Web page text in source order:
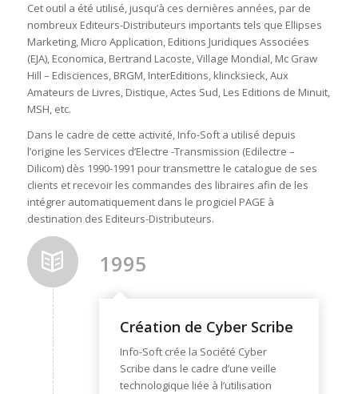
Cet outil a été utilisé, jusqu’à ces dernières années, par de
nombreux Editeurs-Distributeurs importants tels que Ellipses
Marketing, Micro Application, Editions Juridiques Associées
(EJA), Economica, Bertrand Lacoste, Village Mondial, Mc Graw
Hill – Edisciences, BRGM, InterEditions, klincksieck, Aux
Amateurs de Livres, Distique, Actes Sud, Les Editions de Minuit,
MSH, etc.
Dans le cadre de cette activité, Info-Soft a utilisé depuis
l’origine les Services d’Electre -Transmission (Edilectre –
Dilicom) dès 1990-1991 pour transmettre le catalogue de ses
clients et recevoir les commandes des libraires afin de les
intégrer automatiquement dans le progiciel PAGE à
destination des Editeurs-Distributeurs.
1995
Création de Cyber Scribe
Info-Soft crée la Société Cyber
Scribe dans le cadre d’une veille
technologique liée à l’utilisation